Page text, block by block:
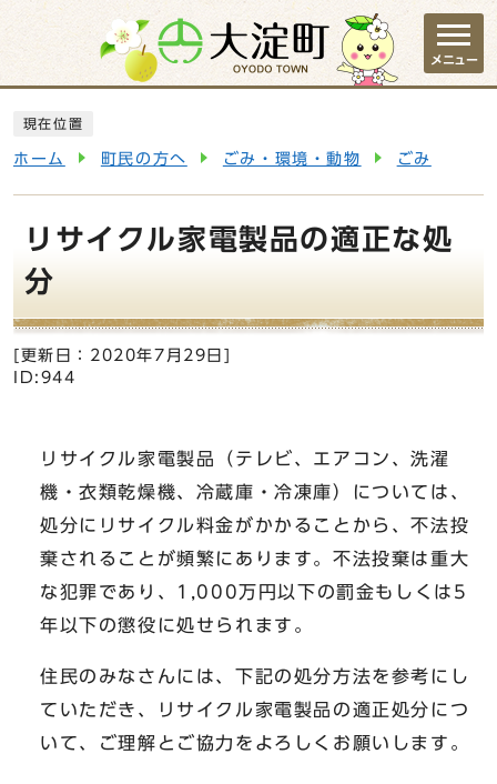
ページの先頭です
メニュー
現在位置
ホーム 町民の方へ ごみ・環境・動物 ごみ
リサイクル家電製品の適正な処
分
[更新日： 2020年7月29日
ID:944
リサイクル家電製品（テレビ、エアコン、洗濯
機・衣類乾燥機、冷蔵庫・冷凍庫）については、
処分にリサイクル料金がかかることから、不法投
棄されることが頻繁にあります。不法投棄は重大
な犯罪であり、1,000万円以下の罰金もしくは5
年以下の懲役に処せられます。
住民のみなさんには、下記の処分方法を参考にし
ていただき、リサイクル家電製品の適正処分につ
いて、ご理解とご協力をよろしくお願いします。